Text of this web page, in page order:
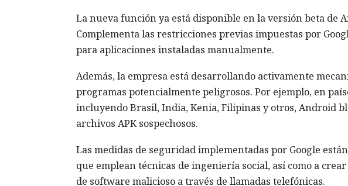
La nueva función ya está disponible en la versión beta de
Complementa las restricciones previas impuestas por
para aplicaciones instaladas manualmente.
Además, la empresa está desarrollando activamente
programas potencialmente peligrosos. Por ejemplo, en
incluyendo Brasil, India, Kenia, Filipinas y otros, Android
archivos APK sospechosos.
Las medidas de seguridad implementadas por Google
que emplean técnicas de ingeniería social, así como a
de software malicioso a través de llamadas telefónicas.